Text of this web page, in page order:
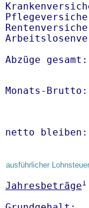
Abzüge
netto
ausführlicher
Jahresbeträge1